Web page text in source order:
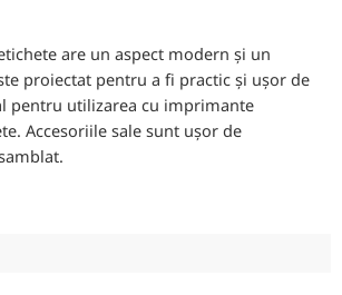
are un aspect modern și un
proiectat pentru a fi practic și ușor de
pentru utilizarea cu imprimante
Accesoriile sale sunt ușor de